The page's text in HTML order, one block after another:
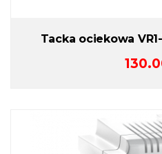
Tacka ociekowa